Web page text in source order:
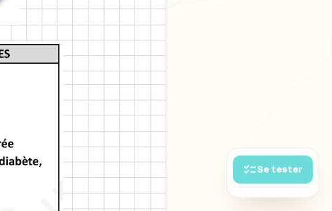
Se tester